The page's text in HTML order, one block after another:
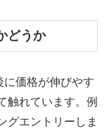
どうか
価格が伸びやす
触れています。例
グエントリーしま